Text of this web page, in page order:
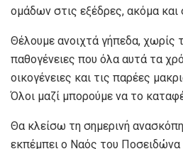
ομάδων στις εξέδρες, ακόμα και
Θέλουμε ανοιχτά γήπεδα, χωρίς
παθογένειες που όλα αυτά τα
οικογένειες και τις παρέες
Όλοι μαζί μπορούμε να το
Θα κλείσω τη σημερινή
εκπέμπει ο Ναός του Ποσειδώνα